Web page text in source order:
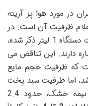
در مورد هوا پز آریته
در اعلام ظرفیت آن است. در
حالی که در برخی مشخصات فنی، ظرفیت دستگاه 1 لیتر ذکر شده،
2.4 کیلوگرمی اشاره دارند. این تناقض می
که ظرفیت حجم مایع
آب) ممکن است 1 لیتر باشد، اما ظرفیت سبد پخت
بر اساس وزن مواد غذایی خشک یا نیمه خشک، حدود 2.4